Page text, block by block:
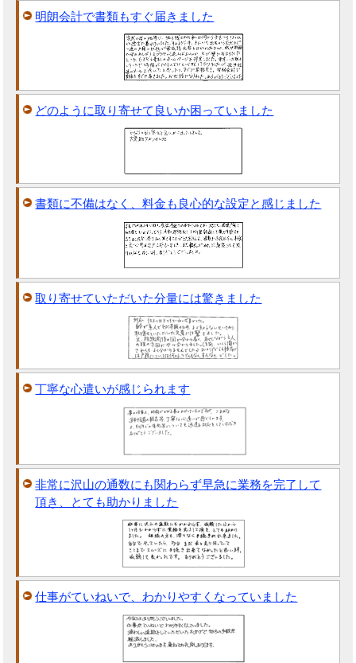
明朗会計で書類もすぐ届きました
どのように取り寄せて良いか困っていました
書類に不備はなく、料金も良心的な設定と感じました
取り寄せていただいた分量には驚きました
丁寧な心遣いが感じられます
非常に沢山の通数にも関わらず早急に業務を完了して
頂き、とても助かりました
仕事がていねいで、わかりやすくなっていました